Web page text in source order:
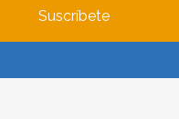
Suscríbete